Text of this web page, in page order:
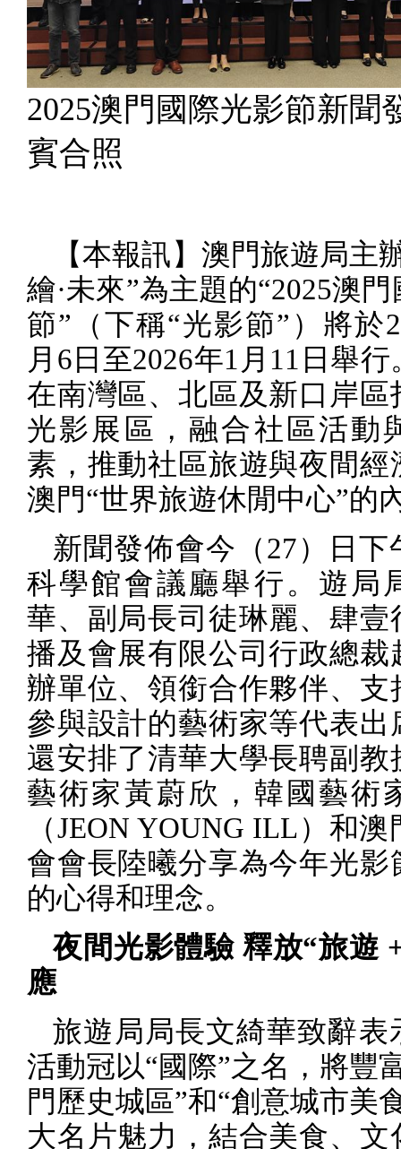
2025澳門國際光影節新聞
賓合照
【本報訊】澳門旅遊局主
繪·未來”為主題的“2025澳門
節” （下稱“光影節” ）將於
月 6 日至2026年1 月 11 日舉
在南灣區、北區及新口岸區
光影展區，融合社區活動
素，推動社區旅遊與夜間經
澳門“世界旅遊休閒中心”的
新聞發佈會今（27）日下
科學館會議廳舉行。遊局
華、副局長司徒琳麗、肆壹
播及會展有限公司行政總裁
辦單位、領銜合作夥伴、支
參與設計的藝術家等代表出
還安排了清華大學長聘副教
藝術家黃蔚欣，韓國藝術
（JEON YOUNG ILL）和澳
會會長陸曦分享為今年光影
的心得和理念。
夜間光影體驗 釋放“旅遊
應
旅遊局局長文綺華致辭表
活動冠以“國際”之名，將豐
門歷史城區”和“創意城市美
大名片魅力，結合美食、文